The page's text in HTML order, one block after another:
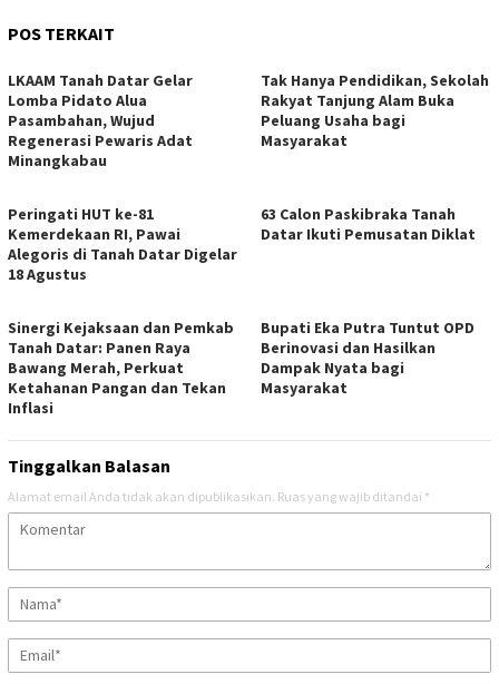
POS TERKAIT
LKAAM Tanah Datar Gelar
Lomba Pidato Alua
Pasambahan, Wujud
Regenerasi Pewaris Adat
Minangkabau
Tak Hanya Pendidikan, Sekolah
Rakyat Tanjung Alam Buka
Peluang Usaha bagi
Masyarakat
Peringati HUT ke-81
Kemerdekaan RI, Pawai
Alegoris di Tanah Datar Digelar
18 Agustus
63 Calon Paskibraka Tanah
Datar Ikuti Pemusatan Diklat
Sinergi Kejaksaan dan Pemkab
Tanah Datar: Panen Raya
Bawang Merah, Perkuat
Ketahanan Pangan dan Tekan
Inflasi
Bupati Eka Putra Tuntut OPD
Berinovasi dan Hasilkan
Dampak Nyata bagi
Masyarakat
Tinggalkan Balasan
Alamat email Anda tidak akan dipublikasikan. Ruas yang wajib ditandai *